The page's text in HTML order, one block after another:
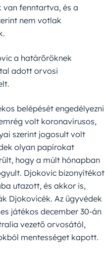
van fenntartva, és a
nem votlak
a határőröknek
adott orvosi
belépését engedélyezni
volt koronavírusos,
szerint jogosult volt
olyan papírokat
hogy a múlt hónapban
Djokovic bizonyítékot
utazott, és akkor is,
Djokovicék. Az ügyvédek
játékos december 30-án
vezető orvosától,
mentességet kapott.